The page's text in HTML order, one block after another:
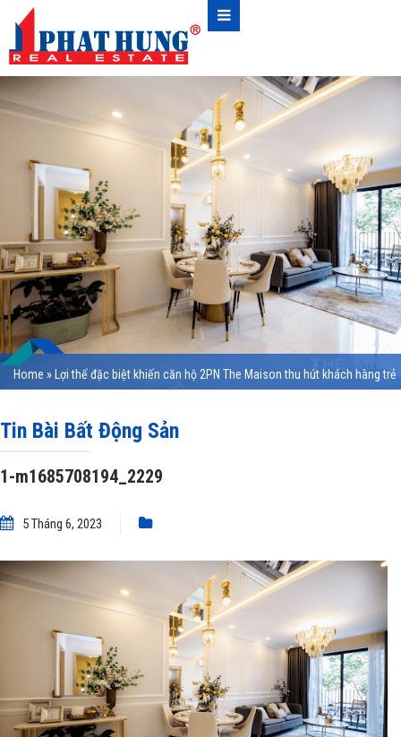
Home » Lợi thế đặc biệt khiến căn hộ 2PN The Maison thu hút khách hàng trẻ
Tin Bài Bất Động Sản
1-m1685708194_2229
5 Tháng 6, 2023